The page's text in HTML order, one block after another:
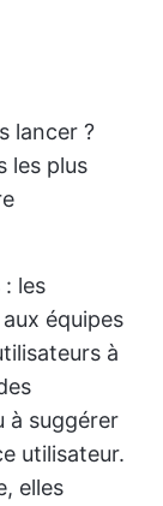
lancer ?
les plus
: les
équipes
à
à suggérer
utilisateur.
elles